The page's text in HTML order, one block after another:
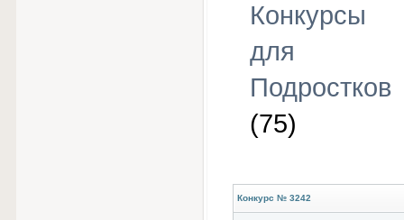
Конкурсы
для
Подростков
(75)
Конкурс № 3242